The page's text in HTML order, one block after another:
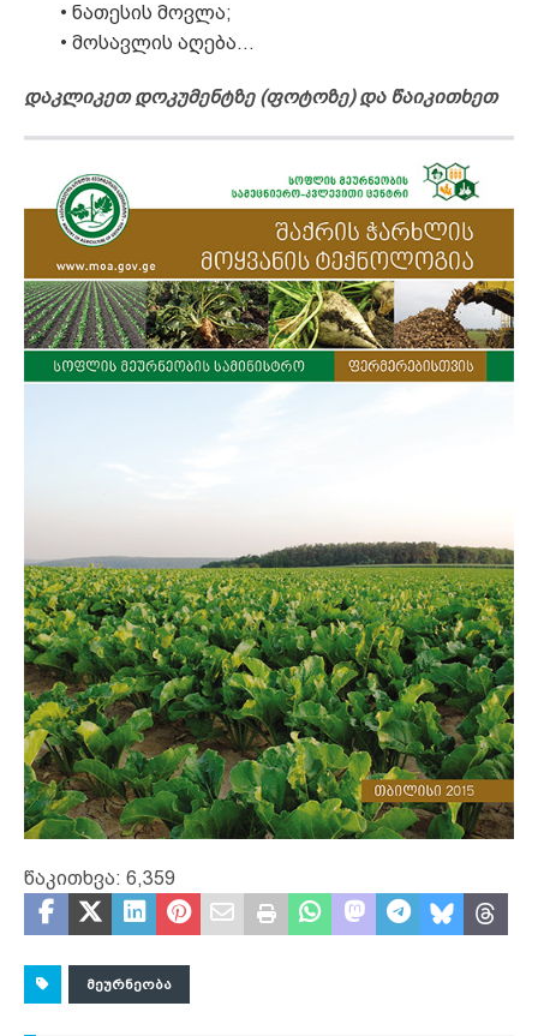
• ნათესის მოვლა;
• მოსავლის აღება…
დაკლიკეთ დოკუმენტზე (ფოტოზე) და წაიკითხეთ
წაკითხვა: 6,359
ᲛᲔᲣᲠᲜᲔᲝᲑᲐ